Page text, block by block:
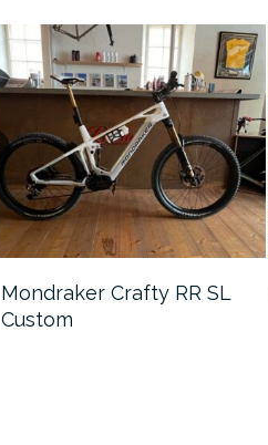
Mondraker Crafty RR SL
Custom